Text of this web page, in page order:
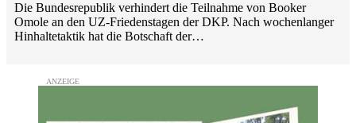
Die Bundesrepublik verhindert die Teilnahme von Booker
Omole an den UZ-Friedenstagen der DKP. Nach wochenlanger
Hinhaltetaktik hat die Botschaft der…